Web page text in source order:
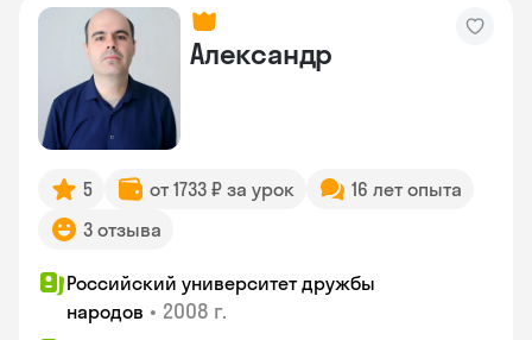
Александр
5 от 1733 ₽ за урок
16 лет опыта
3 отзыва
Российский университет дружбы
народов • 2008 г.